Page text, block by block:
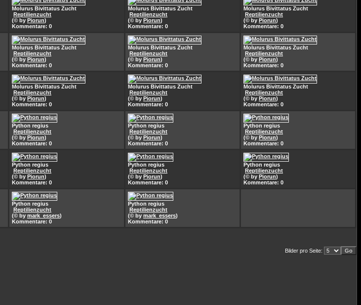
Molurus Bivittatus Zucht
Reptilienzucht
(© by Piorun)
Kommentare: 0
Molurus Bivittatus Zucht
Reptilienzucht
(© by Piorun)
Kommentare: 0
Molurus Bivittatus Zucht
Reptilienzucht
(© by Piorun)
Kommentare: 0
Molurus Bivittatus Zucht
Reptilienzucht
(© by Piorun)
Kommentare: 0
Molurus Bivittatus Zucht
Reptilienzucht
(© by Piorun)
Kommentare: 0
Molurus Bivittatus Zucht
Reptilienzucht
(© by Piorun)
Kommentare: 0
Molurus Bivittatus Zucht
Reptilienzucht
(© by Piorun)
Kommentare: 0
Molurus Bivittatus Zucht
Reptilienzucht
(© by Piorun)
Kommentare: 0
Molurus Bivittatus Zucht
Reptilienzucht
(© by Piorun)
Kommentare: 0
Python regius
Reptilienzucht
(© by Piorun)
Kommentare: 0
Python regius
Reptilienzucht
(© by Piorun)
Kommentare: 0
Python regius
Reptilienzucht
(© by Piorun)
Kommentare: 0
Python regius
Reptilienzucht
(© by Piorun)
Kommentare: 0
Python regius
Reptilienzucht
(© by Piorun)
Kommentare: 0
Python regius
Reptilienzucht
(© by Piorun)
Kommentare: 0
Python regius
Reptilienzucht
(© by mark_essers)
Kommentare: 0
Python regius
Reptilienzucht
(© by mark_essers)
Kommentare: 0
Bilder pro Seite: